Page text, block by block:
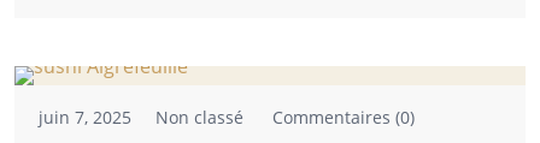
juin 7, 2025 Non classé Commentaires (0)